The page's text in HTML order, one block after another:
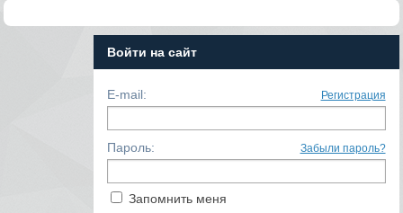
Войти на сайт
E-mail: Регистрация
Пароль: Забыли пароль?
Запомнить меня